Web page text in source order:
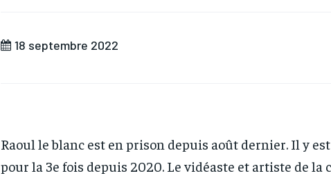
18 septembre 2022
Raoul le blanc est en prison depuis août dernier. Il y
pour la 3e fois depuis 2020. Le vidéaste et artiste de la